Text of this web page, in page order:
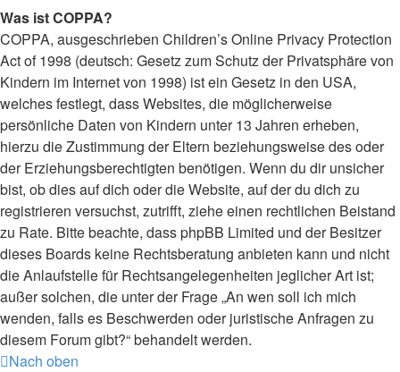
Was ist COPPA?
COPPA, ausgeschrieben Children’s Online Privacy Protection
Act of 1998 (deutsch: Gesetz zum Schutz der Privatsphäre von
Kindern im Internet von 1998) ist ein Gesetz in den USA,
welches festlegt, dass Websites, die möglicherweise
persönliche Daten von Kindern unter 13 Jahren erheben,
hierzu die Zustimmung der Eltern beziehungsweise des oder
der Erziehungsberechtigten benötigen. Wenn du dir unsicher
bist, ob dies auf dich oder die Website, auf der du dich zu
registrieren versuchst, zutrifft, ziehe einen rechtlichen Beistand
zu Rate. Bitte beachte, dass phpBB Limited und der Besitzer
dieses Boards keine Rechtsberatung anbieten kann und nicht
die Anlaufstelle für Rechtsangelegenheiten jeglicher Art ist;
außer solchen, die unter der Frage „An wen soll ich mich
wenden, falls es Beschwerden oder juristische Anfragen zu
diesem Forum gibt?“ behandelt werden.
Nach oben